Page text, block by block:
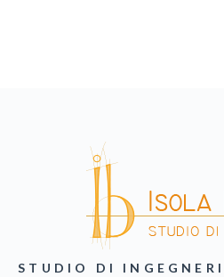
STUDIO DI